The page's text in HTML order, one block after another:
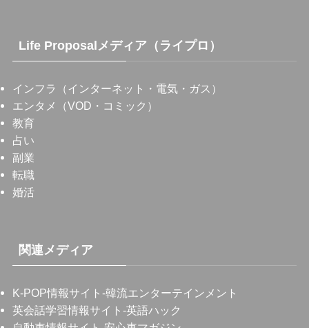
Life Proposalメディア（ライプロ）
インフラ（インターネット・電気・ガス）
エンタメ（VOD・コミック）
教育
占い
副業
転職
婚活
関連メディア
K-POP情報サイト -韓流エンターテインメント
英会話学習情報サイト -英語ハック